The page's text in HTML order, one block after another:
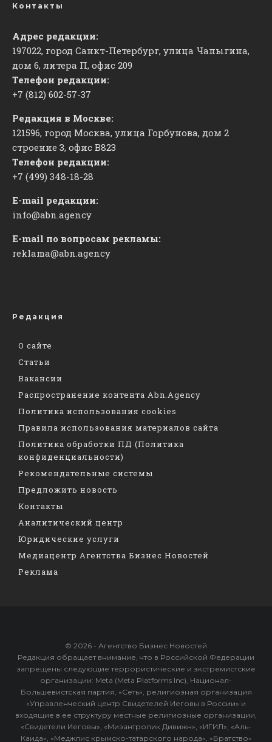
Контакты
Адрес редакции:
197022, город Санкт-Петербург, улица Чапыгина,
дом 6, литера П, офис 209
Телефон редакции:
+7 (812) 602-57-37
Редакция в Москве:
121596, город Москва, улица Горбунова, дом 2
строение 3, офис ​В823
Телефон редакции:
+7 (499) 348-18-28
E-mail редакции:
info@abn.agency
E-mail по вопросам рекламы:
reklama@abn.agency
Редакция
О сайте
Статьи
Вакансии
Распространение контента Abn.Agency
Политика использования cookies
Правила использования материалов сайта
Политика обработки ПД (Политика
конфиденциальности)
Рекомендательные системы
Предложить новость
Контакты
Аналитический центр
Юридические услуги
Медиацентр Агентства Бизнес Новостей
Реклама
© 2026 - Агентство Бизнес Новостей
Редакция обращает внимание, что в Российской Федерации
запрещены следующие террористические и экстремистские
организации: Meta (Meta Platforms Inc), Национал-
Большевистская партия, «Сеть», религиозная организация
«Управленческий центр Свидетелей Иеговы в России» и
входящие в ее структуру местные религиозные организации,
«Свидетели Иеговы», «Мизантропик Дивижн», «ИГИЛ», «Аль-
Каида», «Меджлис крымско-татарского народа», «Братство»